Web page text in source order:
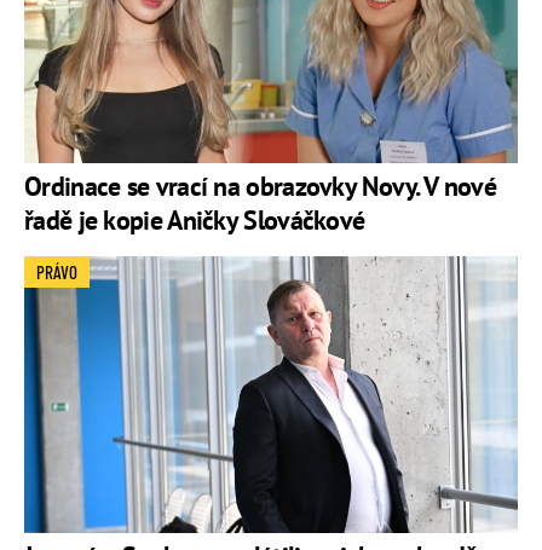
Ordinace se vrací na obrazovky Novy. V nové
řadě je kopie Aničky Slováčkové
PRÁVO